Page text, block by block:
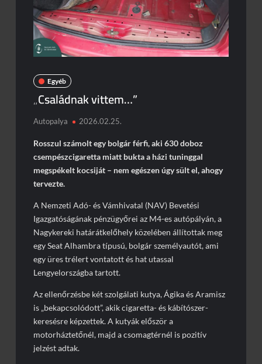
Piros jelzésen hajtott a sínekre – vonattal ütközött egy
kisteherautó
Burkolatjelfestési munkák kezdődnek
Döbbenetes manőver az M3-ason
Egyéb
„Családnak vittem…”
Autopalya 2026.02.25.
Rosszul számolt egy bolgár férfi, aki 630 doboz
csempészcigaretta miatt bukta a házi tuninggal
megspékelt kocsiját – nem egészen úgy sült el, ahogy
tervezte.
A Nemzeti Adó- és Vámhivatal (NAV) Bevetési
Igazgatóságának pénzügyőrei az M4-es autópályán, a
Nagykereki határátkelőhely közelében állítottak meg
egy Seat Alhambra típusú, bolgár személyautót, ami
egy üres trélert vontatott és hat utassal
Lengyelországba tartott.
Az ellenőrzésbe két szolgálati kutya, Ágika és Aramisz
is „bekapcsolódott”, akik cigaretta- és kábítószer-
keresésre képzettek. A kutyák először a
motorháztetőnél, majd a csomagtérnél is pozitív
jelzést adtak.